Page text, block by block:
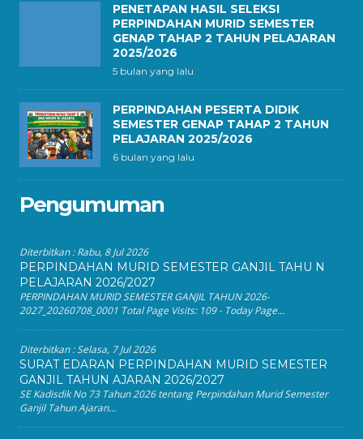
PENETAPAN HASIL SELEKSI
PERPINDAHAN MURID SEMESTER
GENAP TAHAP 2 TAHUN PELAJARAN
2025/2026
5 bulan yang lalu
PERPINDAHAN PESERTA DIDIK
SEMESTER GENAP TAHAP 2 TAHUN
PELAJARAN 2025/2026
6 bulan yang lalu
Pengumuman
Diterbitkan :Rabu, 8 Jul 2026
PERPINDAHAN MURID SEMESTER GANJIL TAHU N
PELAJARAN 2026/2027
PERPINDAHAN MURID SEMESTER GANJIL TAHUN 2026-
2027_20260708_0001 Total Page Visits: 109 - Today Page...
Diterbitkan :Selasa, 7 Jul 2026
SURAT EDARAN PERPINDAHAN MURID SEMESTER
GANJIL TAHUN AJARAN 2026/2027
SE Kadisdik No 73 Tahun 2026 tentang Perpindahan Murid Semester
Ganjil Tahun Ajaran...